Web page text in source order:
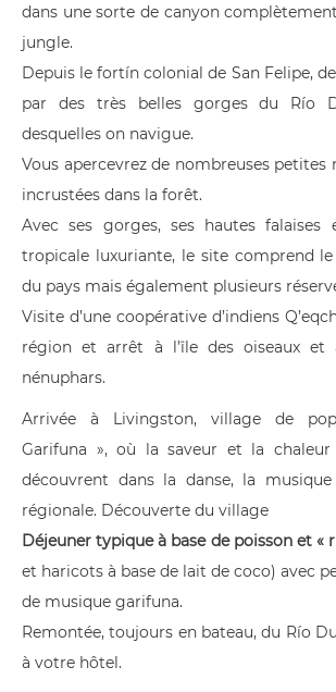
dans une sorte de canyon
jungle.
Depuis le fortín colonial de San Felipe,
par des très belles gorges du Río
desquelles on navigue.
Vous apercevrez de nombreuses petites
incrustées dans la forêt.
Avec ses gorges, ses hautes falaises
tropicale luxuriante, le site comprend
du pays mais également plusieurs
Visite d’une coopérative d’indiens
région et arrêt à l’île des oiseaux et
nénuphars.
Arrivée à Livingston, village de
Garifuna », où la saveur et la chaleur
découvrent dans la danse, la
régionale. Découverte du village
Déjeuner typique à base de poisson et «
et haricots à base de lait de coco) avec
de musique garifuna.
Remontée, toujours en bateau, du Río
à votre hôtel.